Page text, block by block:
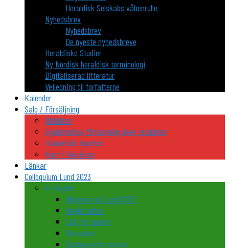
Heraldisk Selskabs våbenrulle
Nyhedsbrev
Nyhedsbrev
De nyeste nyhedsbreve
Heraldiske Studier
Ny Nordisk heraldisk terminologi
Digitaliserad litteratur
Veiledning til forfatterne
Kalender
Salg / Försäljning
Webshop
Systematisk förteckning över produkter
Handelsbetingelser
Kurv / Varukorg
Länkar
Colloquium Lund 2023
In English
Welcome to Lund 2023!
Registration
Call for papers
Bursaries
Comparative survey